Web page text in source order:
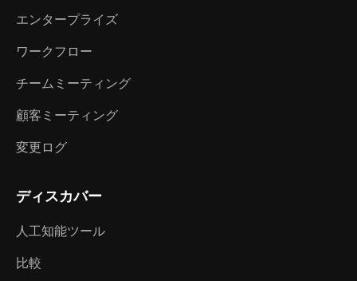
エンタープライズ
ワークフロー
チームミーティング
顧客ミーティング
変更ログ
ディスカバー
人工知能ツール
比較